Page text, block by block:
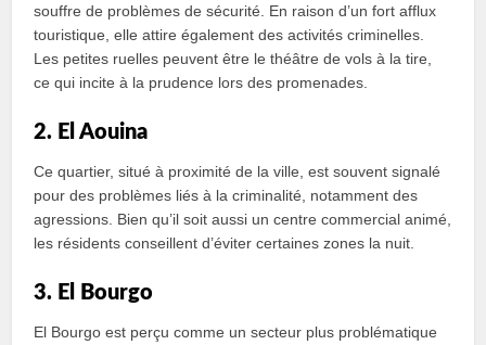
souffre de problèmes de sécurité. En raison d’un fort afflux
touristique, elle attire également des activités criminelles.
Les petites ruelles peuvent être le théâtre de vols à la tire,
ce qui incite à la prudence lors des promenades.
2. El Aouina
Ce quartier, situé à proximité de la ville, est souvent signalé
pour des problèmes liés à la criminalité, notamment des
agressions. Bien qu’il soit aussi un centre commercial animé,
les résidents conseillent d’éviter certaines zones la nuit.
3. El Bourgo
El Bourgo est perçu comme un secteur plus problématique